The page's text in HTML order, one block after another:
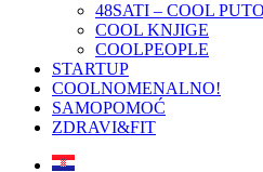
48SATI – COOL
COOL KNJIGE
COOLPEOPLE
STARTUP
COOLNOMENALNO!
SAMOPOMOĆ
ZDRAVI&FIT